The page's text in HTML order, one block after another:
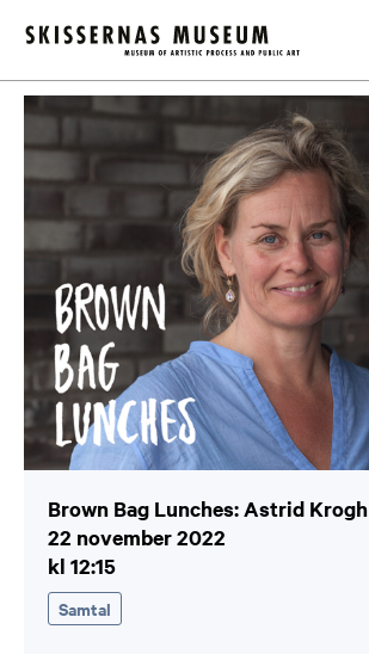
Kalender / Brown Bag Lunches: Astrid Krogh
Brown Bag Lunches: Astrid Krogh
22 november 2022
kl 12:15
Samtal